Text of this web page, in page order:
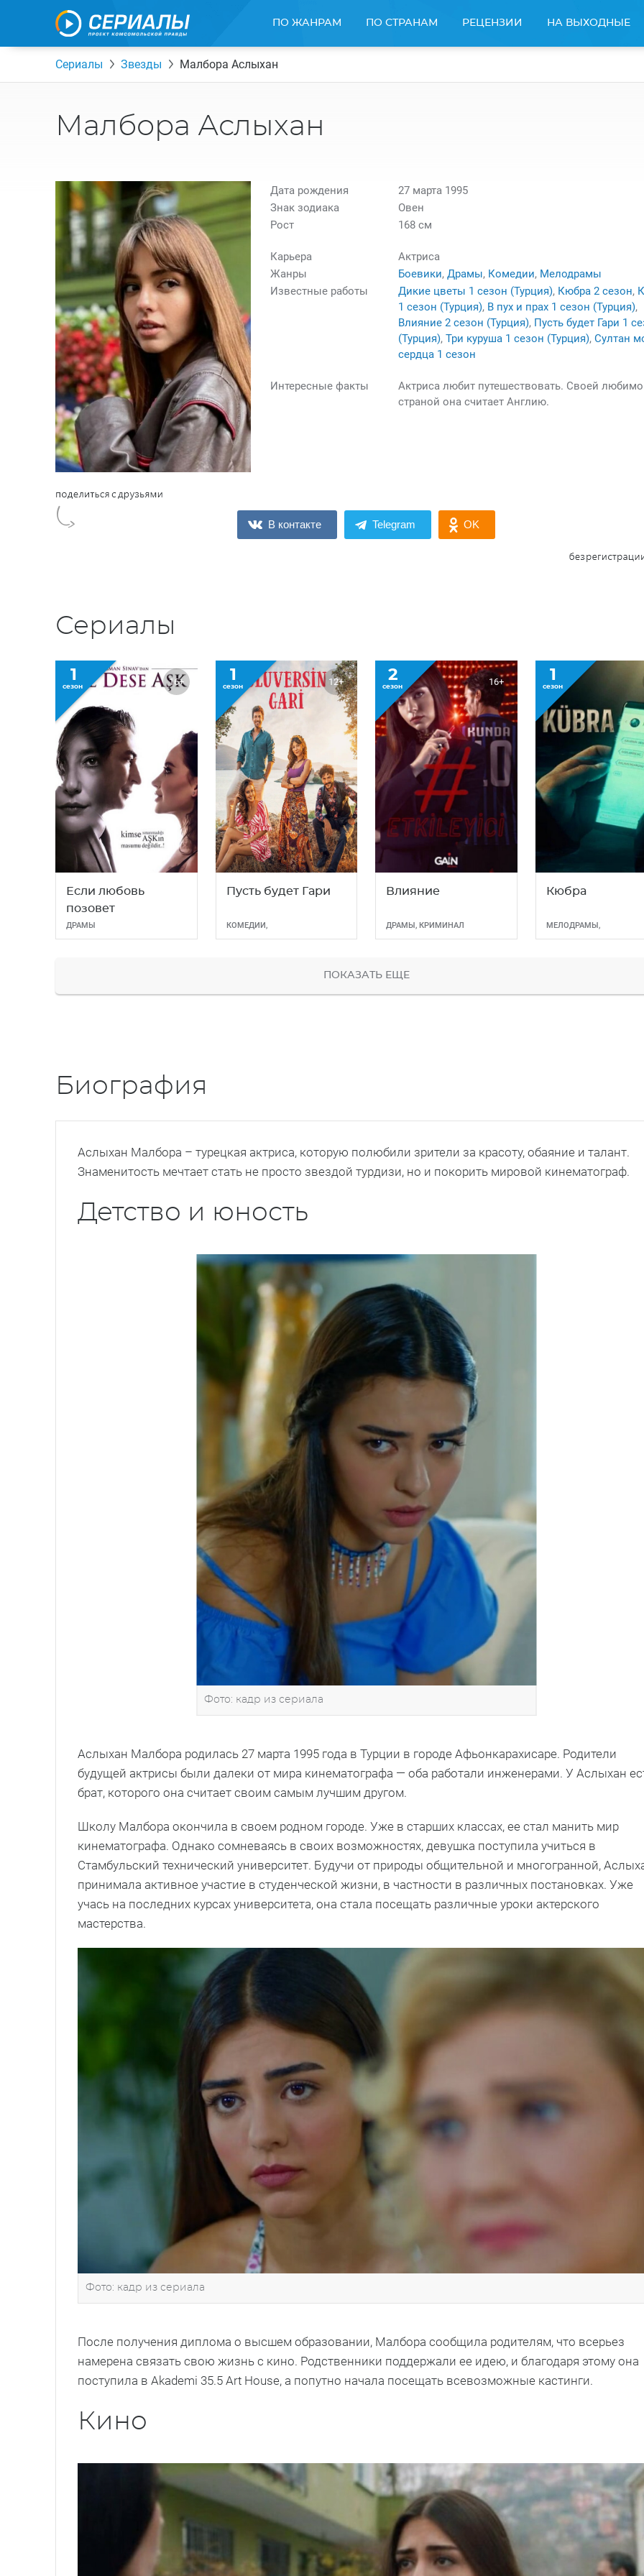
ПО ЖАНРАМ ПО СТРАНАМ РЕЦЕНЗИИ НА ВЫХОДНЫЕ
Сериалы Звезды Малбора Аслыхан
Малбора Аслыхан
Дата рождения
27 марта 1995
Знак зодиака
Овен
Рост
168 см
Карьера
Актриса
Жанры
Боевики, Драмы, Комедии, Мелодрамы
Известные работы
Дикие цветы 1 сезон (Турция), Кюбра 2 сезон,
1 сезон (Турция), В пух и прах 1 сезон (Турция),
Влияние 2 сезон (Турция), Пусть будет Гари 1
(Турция), Три куруша 1 сезон (Турция), Султан
сердца 1 сезон
Интересные факты
Актриса любит путешествовать. Своей
страной она считает Англию.
В контакте Telegram OK
Сериалы
1
сезон 16+
Если любовь
позовет
ДРАМЫ
1
сезон 12+
Пусть будет Гари
КОМЕДИИ,
МЕЛОДРАМЫ
2
сезон 16+
Влияние
ДРАМЫ , КРИМИНАЛ
1
сезон
Кюбра
МЕЛОДРАМЫ ,
ФАНТАСТИКА
ПОКАЗАТЬ ЕЩЕ
Биография
Аслыхан Малбора – турецкая актриса, которую полюбили зрители за красоту, обаяние и талант.
Знаменитость мечтает стать не просто звездой турдизи, но и покорить мировой кинематограф.
Детство и юность
Фото: кадр из сериала
Аслыхан Малбора родилась 27 марта 1995 года в Турции в городе Афьонкарахисаре. Родители
будущей актрисы были далеки от мира кинематографа — оба работали инженерами. У Аслыхан
брат, которого она считает своим самым лучшим другом.
Школу Малбора окончила в своем родном городе. Уже в старших классах, ее стал манить мир
кинематографа. Однако сомневаясь в своих возможностях, девушка поступила учиться в
Стамбульский технический университет. Будучи от природы общительной и многогранной,
принимала активное участие в студенческой жизни, в частности в различных постановках. Уже
учась на последних курсах университета, она стала посещать различные уроки актерского
мастерства.
Фото: кадр из сериала
После получения диплома о высшем образовании, Малбора сообщила родителям, что всерьез
намерена связать свою жизнь с кино. Родственники поддержали ее идею, и благодаря этому она
поступила в Akademi 35.5 Art House, а попутно начала посещать всевозможные кастинги.
Кино